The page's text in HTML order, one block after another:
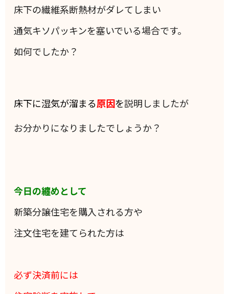
床下の繊維系断熱材がダレてしまい
通気キソパッキンを塞いでいる場合です。
如何でしたか？
床下に湿気が溜まる原因を説明しましたが
お分かりになりましたでしょうか？
今日の纏めとして
新築分譲住宅を購入される方や
注文住宅を建てられた方は
必ず決済前には